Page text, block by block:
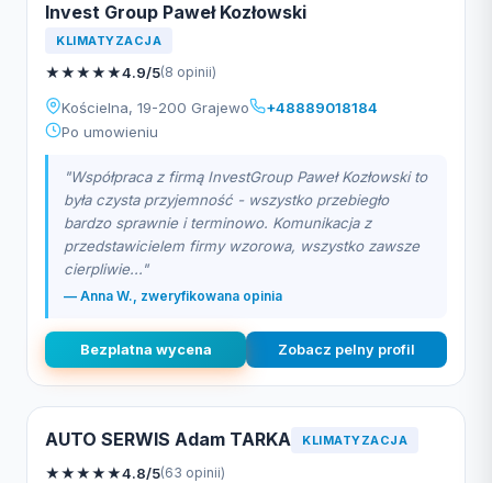
Invest Group Paweł Kozłowski
KLIMATYZACJA
★★★★★4.9/5(8 opinii)
Kościelna, 19-200 Grajewo
+48889018184
Po umowieniu
"Współpraca z firmą InvestGroup Paweł Kozłowski to
była czysta przyjemność - wszystko przebiegło
bardzo sprawnie i terminowo. Komunikacja z
przedstawicielem firmy wzorowa, wszystko zawsze
cierpliwie..."
— Anna W., zweryfikowana opinia
Bezplatna wycena Zobacz pelny profil
AUTO SERWIS Adam TARKA KLIMATYZACJA
★★★★★4.8/5(63 opinii)